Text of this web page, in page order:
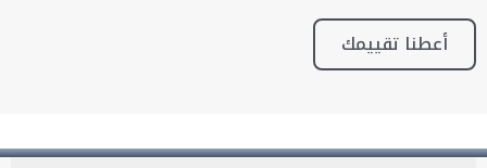
أعطنا تقييمك